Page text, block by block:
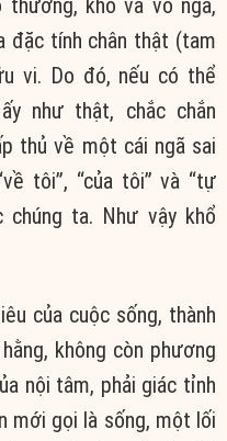
khổ và vô ngã,
đặc tính chân thật (tam
vi. Do đó, nếu có thể
như thật, chắc chắn
thủ về một cái ngã sai
tôi”, “của tôi” và “tự
ta. Như vậy khổ
của cuộc sống, thành
không còn phương
nội tâm, phải giác tỉnh
mới gọi là sống, một lối